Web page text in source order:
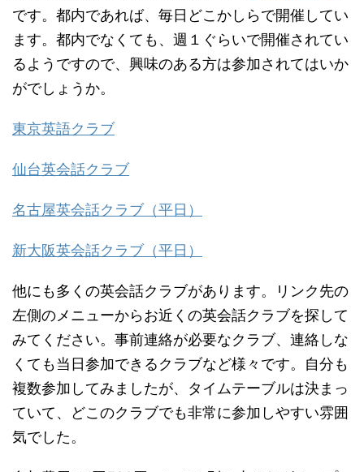
です。都内であれば、毎日どこかしらで開催してい
ます。都内でなくても、週１ぐらいで開催されてい
るようですので、興味のある方は参加されてはいか
がでしょうか。
東京英語クラブ
仙台英会話クラブ
名古屋英会話クラブ（平日）
新大阪英会話クラブ（平日）
他にも多くの英会話クラブがあります。リンク先の
左側のメニューからお近くの英会話クラブを探して
みてください。事前連絡が必要なクラブ、連絡しな
くても当日参加できるクラブなど様々です。自分も
複数参加してみましたが、タイムテーブルは決まっ
ていて、どこのクラブでも非常に参加しやすい雰囲
気でした。